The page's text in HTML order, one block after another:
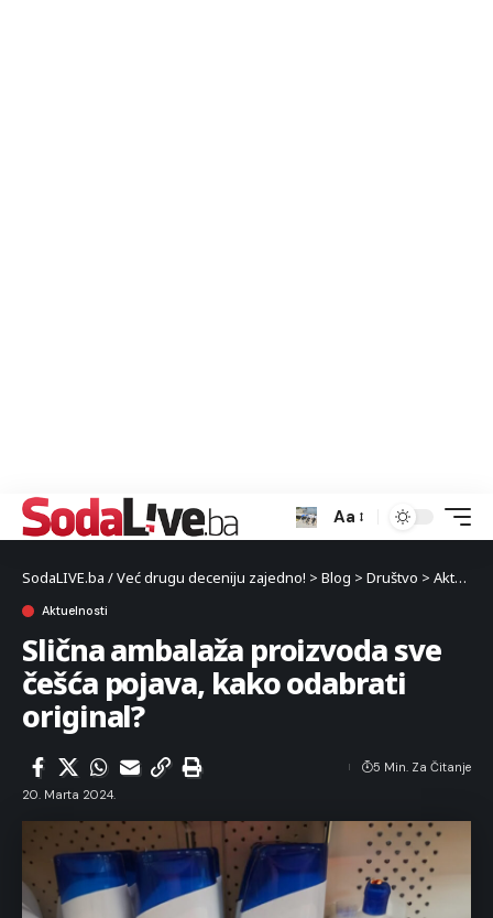
Aa
SodaLIVE.ba / Već drugu deceniju zajedno! > Blog > Društvo > Aktuelnosti
Aktuelnosti
Slična ambalaža proizvoda sve
češća pojava, kako odabrati
original?
20. Marta 2024.
5 Min. Za Čitanje